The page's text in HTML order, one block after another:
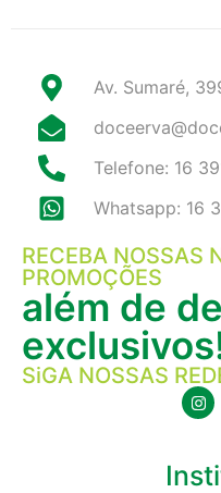
Av. Sumaré,
Telefone: 16
Whatsapp: 16
RECEBA NOSSAS
PROMOÇÕES
além de
SiGA NOSSAS